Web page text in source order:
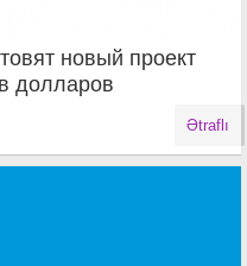
новый проект
долларов
Ətraflı